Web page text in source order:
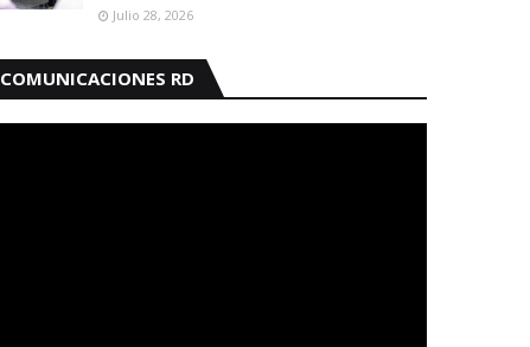
Julio 28, 2026
COMUNICACIONES RD